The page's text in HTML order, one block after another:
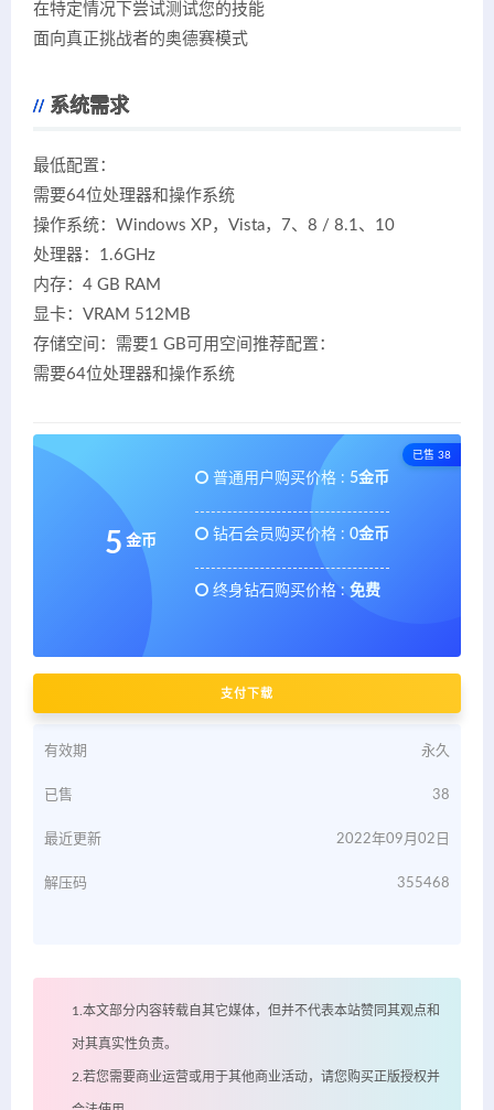
在特定情况下尝试测试您的技能
面向真正挑战者的奥德赛模式
系统需求
最低配置：
需要64位处理器和操作系统
操作系统：Windows XP，Vista，7、8 / 8.1、10
处理器：1.6GHz
内存：4 GB RAM
显卡：VRAM 512MB
存储空间：需要1 GB可用空间推荐配置：
需要64位处理器和操作系统
已售 38
5 金币
普通用户购买价格 : 5金币
钻石会员购买价格 : 0金币
终身钻石购买价格 : 免费
支付下载
有效期 永久
已售 38
最近更新 2022年09月02日
解压码 355468
1.本文部分内容转载自其它媒体，但并不代表本站赞同其观点和
对其真实性负责。
2.若您需要商业运营或用于其他商业活动，请您购买正版授权并